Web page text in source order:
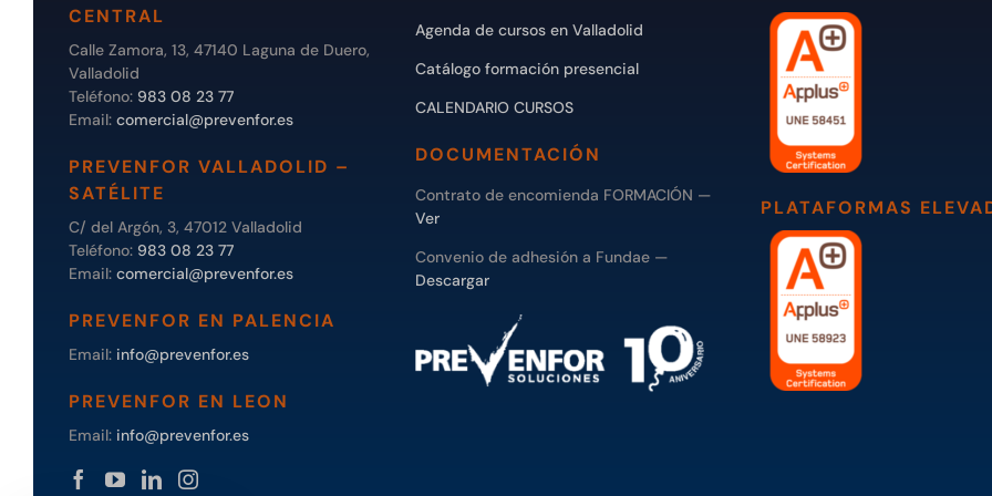
CENTRAL
Calle Zamora, 13, 47140 Laguna de Duero,
Valladolid
Teléfono: 983 08 23 77
Email: comercial@prevenfor.es
PREVENFOR VALLADOLID –
SATÉLITE
C/ del Argón, 3, 47012 Valladolid
Teléfono: 983 08 23 77
Email: comercial@prevenfor.es
PREVENFOR EN PALENCIA
Email: info@prevenfor.es
PREVENFOR EN LEON
Email: info@prevenfor.es
Agenda de cursos en Valladolid
Catálogo formación presencial
CALENDARIO CURSOS
DOCUMENTACIÓN
Contrato de encomienda FORMACIÓN —
Ver
Convenio de adhesión a Fundae —
Descargar
PLATAFORMAS